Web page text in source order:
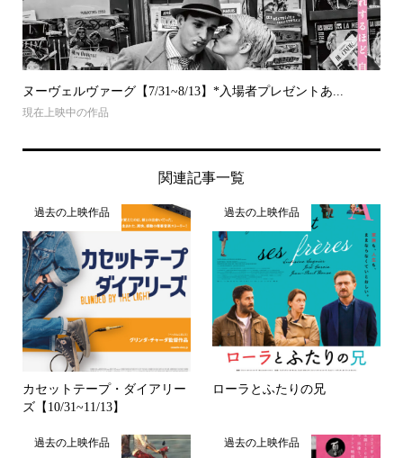
ヌーヴェルヴァーグ【7/31~8/13】*入場者プレゼントあ...
現在上映中の作品
関連記事一覧
過去の上映作品
カセットテープ・ダイアリー
ズ【10/31~11/13】
過去の上映作品
ローラとふたりの兄
過去の上映作品 過去の上映作品